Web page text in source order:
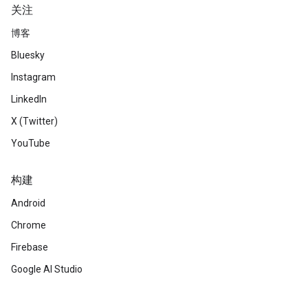
关注
博客
Bluesky
Instagram
LinkedIn
X (Twitter)
YouTube
构建
Android
Chrome
Firebase
Google AI Studio